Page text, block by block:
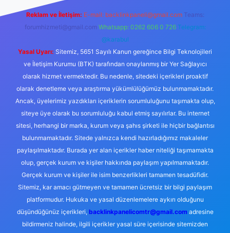
Reklam ve İletişim: E-mail: backlinkpaneli@gmail.com Teams:
forumhizmeti@gmail.com Whatsapp: 0262 606 0 726 Telegram:
@karabul
Yasal Uyarı: Sitemiz, 5651 Sayılı Kanun gereğince Bilgi Teknolojileri
ve İletişim Kurumu (BTK) tarafından onaylanmış bir Yer Sağlayıcı
olarak hizmet vermektedir. Bu nedenle, sitedeki içerikleri proaktif
olarak denetleme veya araştırma yükümlülüğümüz bulunmamaktadır.
Ancak, üyelerimiz yazdıkları içeriklerin sorumluluğunu taşımakta olup,
siteye üye olarak bu sorumluluğu kabul etmiş sayılırlar. Bu internet
sitesi, herhangi bir marka, kurum veya şahıs şirketi ile hiçbir bağlantısı
bulunmamaktadır. Sitede yalnızca kendi hazırladığımız makaleler
paylaşılmaktadır. Burada yer alan içerikler haber niteliği taşımamakta
olup, gerçek kurum ve kişiler hakkında paylaşım yapılmamaktadır.
Gerçek kurum ve kişiler ile isim benzerlikleri tamamen tesadüfidir.
Sitemiz, kar amacı gütmeyen ve tamamen ücretsiz bir bilgi paylaşım
platformudur. Hukuka ve yasal düzenlemelere aykırı olduğunu
düşündüğünüz içerikleri, backlinkpanelicomtr@gmail.comadresine
bildirmeniz halinde, ilgili içerikler yasal süre içerisinde sitemizden